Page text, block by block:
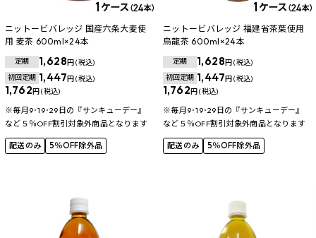
ニットービバレッジ 国産六条大麦使
用 麦茶 600ml×24本
定期 1,628円 (税込)
初回定期 1,447円 (税込)
1,762円 (税込)
※毎月9･19･29日の『サンキューデー』
など５％OFF割引対象外商品となります
配送のみ 5％OFF除外品
ニットービバレッジ 福建省茶葉使用
烏龍茶 600ml×24本
定期 1,628円 (税込)
初回定期 1,447円 (税込)
1,762円 (税込)
※毎月9･19･29日の『サンキューデー』
など５％OFF割引対象外商品となります
配送のみ 5％OFF除外品